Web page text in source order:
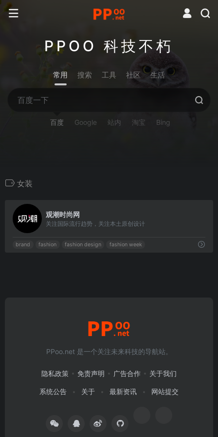
PPOO 科技不朽
常用 搜索 工具 社区 生活
百度 Google 站内 淘宝 Bing
女装
观潮时尚网
关注国际流行趋势，关注本土原创设计
brand fashion fashion design fashion week
PPoo.net 是一个关注未来科技的导航站。
隐私政策 免责声明 广告合作 关于我们
系统公告 关于 最新资讯 网站提交